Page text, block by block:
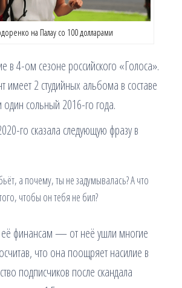
на Палау со 100 долларами
в 4-ом сезоне российского «Голоса».
2 студийных альбома в составе
один сольный 2016-го года.
го сказала следующую фразу в
а почему, ты не задумывалась? А что
чтобы он тебя не бил?
финансам — от неё ушли многие
что она поощряет насилие в
подписчиков после скандала